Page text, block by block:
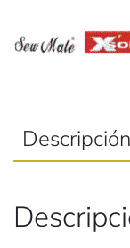
Descripción